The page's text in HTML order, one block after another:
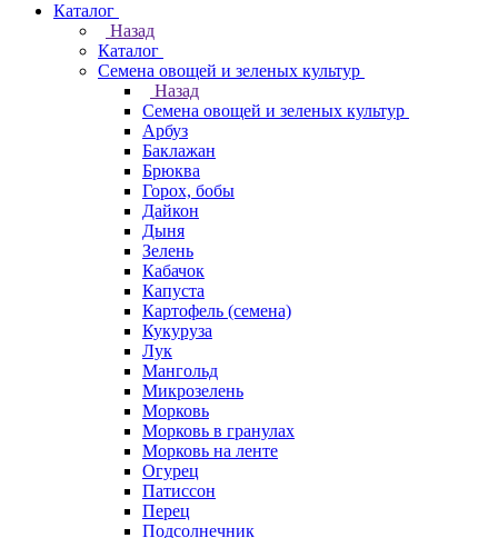
Каталог
Назад
Каталог
Семена овощей и зеленых культур
Назад
Семена овощей и зеленых культур
Арбуз
Баклажан
Брюква
Горох, бобы
Дайкон
Дыня
Зелень
Кабачок
Капуста
Картофель (семена)
Кукуруза
Лук
Мангольд
Микрозелень
Морковь
Морковь в гранулах
Морковь на ленте
Огурец
Патиссон
Перец
Подсолнечник